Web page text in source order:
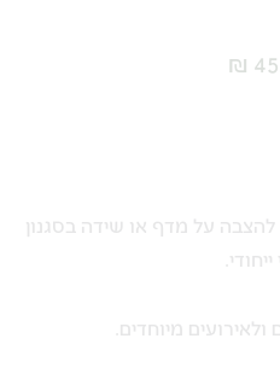
₪
על מדף או שידה בסגנון
מיוחדים.